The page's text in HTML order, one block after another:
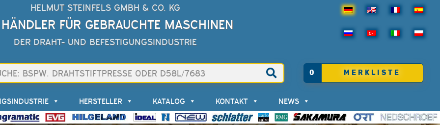
HELMUT STEINFELS GMBH & CO. KG
FÜR GEBRAUCHTE MASCHINEN
DER DRAHT- UND BEFESTIGUNGSINDUSTRIE
0 MERKLISTE
HERSTELLER KATALOG KONTAKT NEWS